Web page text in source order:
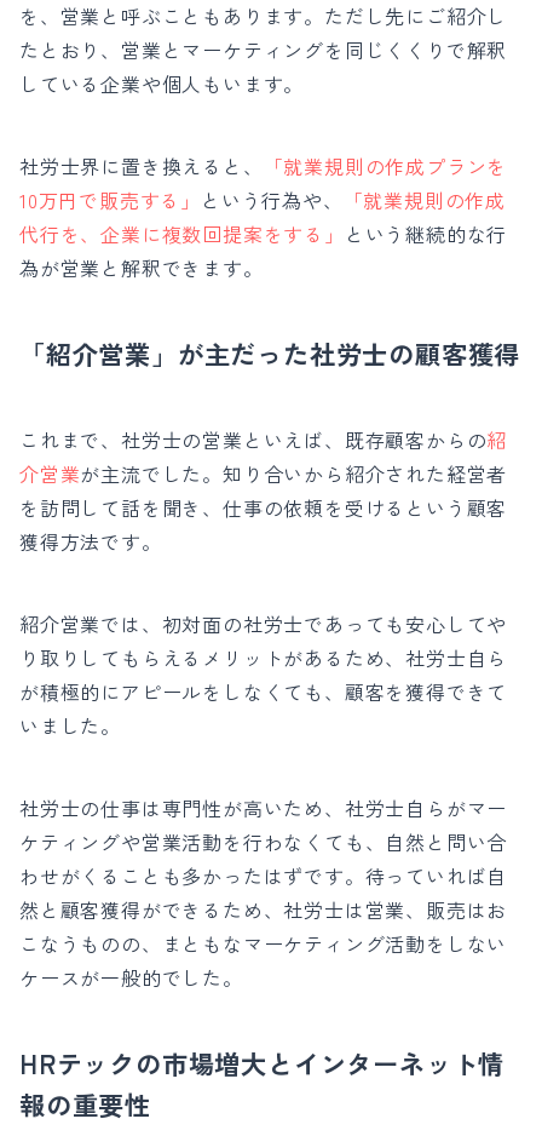
を、営業と呼ぶこともあります。 ただし先にご紹介し
たとおり、営業とマーケティングを同じくくりで解釈
している企業や個人もいます。
社労士界に置き換えると、
「就業規則の作成プランを
10万円で販売する」 という行為や、
「就業規則の作成
代行を、企業に複数回提案をする」 という継続的な行
為が営業と解釈できます。
「紹介営業」が主だった社労士の顧客獲得
これまで、社労士の営業といえば、既存顧客からの紹
介営業が主流でした。知り合いから紹介された経営者
を訪問して話を聞き、仕事の依頼を受けるという顧客
獲得方法です。
紹介営業では、初対面の社労士であっても安心してや
り取りしてもらえるメリットがあるため、社労士自ら
が積極的にアピールをしなくても、顧客を獲得できて
いました。
社労士の仕事は専門性が高いため、社労士自らがマー
ケティングや営業活動を行わなくても、自然と問い合
わせがくることも多かったはずです。待っていれば自
然と顧客獲得ができるため、社労士は営業、販売はお
こなうものの、まともなマーケティング活動をしない
ケースが一般的でした。
HRテックの市場増大とインターネット情
報の重要性